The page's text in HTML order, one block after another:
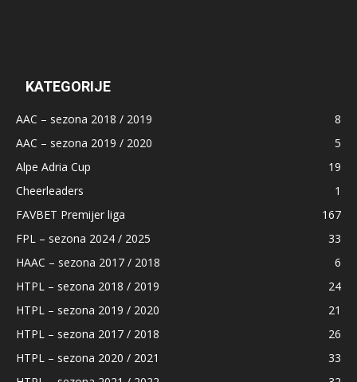
KATEGORIJE
AAC – sezona 2018 / 2019
8
AAC – sezona 2019 / 2020
5
Alpe Adria Cup
19
Cheerleaders
1
FAVBET Premijer liga
167
FPL – sezona 2024 / 2025
33
HAAC – sezona 2017 / 2018
6
HTPL – sezona 2018 / 2019
24
HTPL – sezona 2019 / 2020
21
HTPL – sezona 2017 / 2018
26
HTPL – sezona 2020 / 2021
33